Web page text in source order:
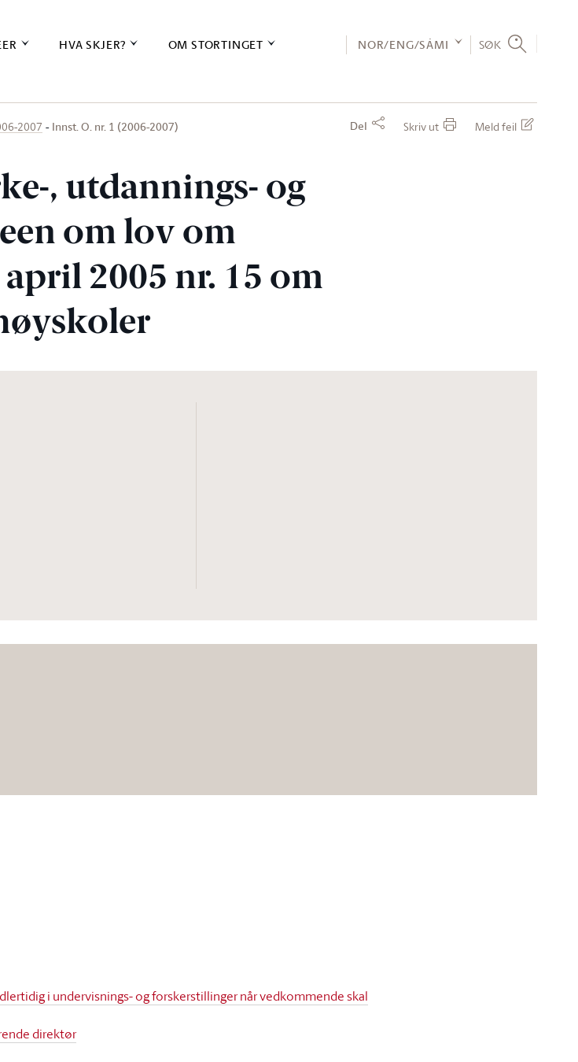
HVA SKJER? OM STORTINGET NOR/ENG/SÁMI SØK
2007 Innst. O. nr. 1 (2006-2007) Del Skriv ut Meld feil
, utdannings- og
om lov om
2005 nr. 15 om
i undervisnings- og forsker­stillinger når vedkommende skal
direktør